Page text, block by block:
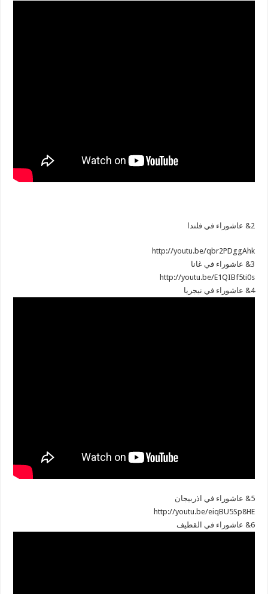
2& عاشوراء في فلندا
http://youtu.be/qbr2PDggAhk
3& عاشوراء في غانا
http://youtu.be/E1QIBf5ti0s
4& عاشوراء في نيجريا
5& عاشوراء في اذربيجان
http://youtu.be/eiqBU5Sp8HE
6& عاشوراء في القطيف